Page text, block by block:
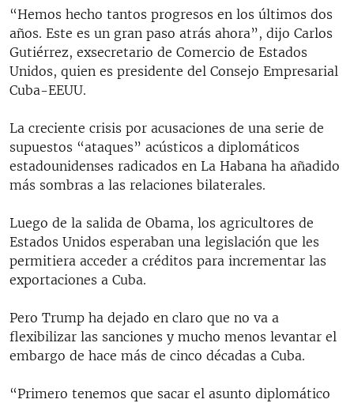
“Hemos hecho tantos progresos en los últimos dos
años. Este es un gran paso atrás ahora”, dijo Carlos
Gutiérrez, exsecretario de Comercio de Estados
Unidos, quien es presidente del Consejo Empresarial
Cuba-EEUU.
La creciente crisis por acusaciones de una serie de
supuestos “ataques” acústicos a diplomáticos
estadounidenses radicados en La Habana ha añadido
más sombras a las relaciones bilaterales.
Luego de la salida de Obama, los agricultores de
Estados Unidos esperaban una legislación que les
permitiera acceder a créditos para incrementar las
exportaciones a Cuba.
Pero Trump ha dejado en claro que no va a
flexibilizar las sanciones y mucho menos levantar el
embargo de hace más de cinco décadas a Cuba.
“Primero tenemos que sacar el asunto diplomático